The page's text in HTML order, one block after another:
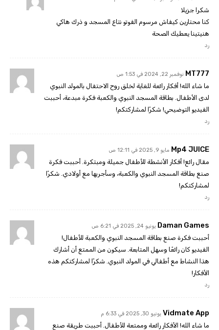
شكرا جزيلا
كنا محتارين كيفاش مرسوم الفوتو نتاع المسجد و ذرك هاكي
هنيتينا يعطيك الصحة
رد
MT777 نوفمبر 22, 2024 في 1:53 ص
ما شاء الله! أفكار رائعة للغاية لخلق روح الاحتفال بالمولد النبوي
لدى الأطفال. بطاقة المسجد النبوي والكعبة فكرة مبدعة، أحببت
الفيديو التوضيحي! شكرًا لمشاركتكم!
رد
Mp4 JUICE مايو 9, 2025 في 12:11 ص
مقال رائع! أفكار الأنشطة للأطفال جميلة ومبتكرة. أحببت فكرة
صنع بطاقة المسجد النبوي والكعبة، وسأجربها مع أولادي. شكرًا
لمشاركتكم!
رد
Daman Games يونيو 24, 2025 في 6:21 ص
أحببت فكرة صنع بطاقة المسجد النبوي والكعبة للأطفال!
الفيديو كان رائعًا وسهل المتابعة. سيكون من الممتع أن أشارك
هذا النشاط مع أطفالي في المولد النبوي. شكرًا لمشاركتكم هذه
الأفكار!
رد
Vidmate App يونيو 30, 2025 في 6:33 م
ما شاء الله! الأفكار رائعة وممتعة للأطفال. أحببت طريقة صنع